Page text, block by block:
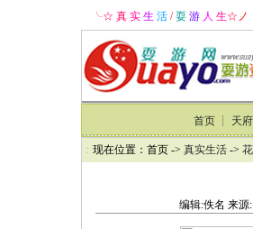
╰☆ 真 实 生 活 /耍 游人 生☆ ノ
首页 ┊ 天
： 现在位置：首页 -> 真实生活 ->
编辑:佚名 来源